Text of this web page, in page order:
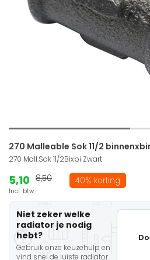
270 Malleable Sok 11/2
270 Mall.Sok 11/2Bixbi Zwart
5,10
Incl. btw
8,50 40% korting
Niet zeker welke
radiator je nodig
hebt?
Gebruik onze keuzehulp en
vind snel de juiste radiator.